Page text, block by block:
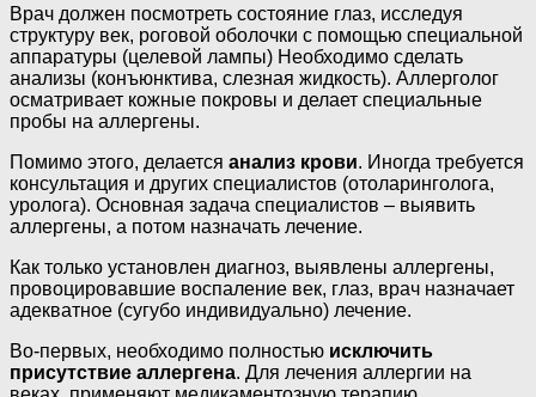
Врач должен посмотреть состояние глаз, исследуя
структуру век, роговой оболочки с помощью специальной
аппаратуры (целевой лампы) Необходимо сделать
анализы (конъюнктива, слезная жидкость). Аллерголог
осматривает кожные покровы и делает специальные
пробы на аллергены.
Помимо этого, делается анализ крови. Иногда требуется
консультация и других специалистов (отоларинголога,
уролога). Основная задача специалистов – выявить
аллергены, а потом назначать лечение.
Как только установлен диагноз, выявлены аллергены,
провоцировавшие воспаление век, глаз, врач назначает
адекватное (сугубо индивидуально) лечение.
Во-первых, необходимо полностью исключить
присутствие аллергена. Для лечения аллергии на